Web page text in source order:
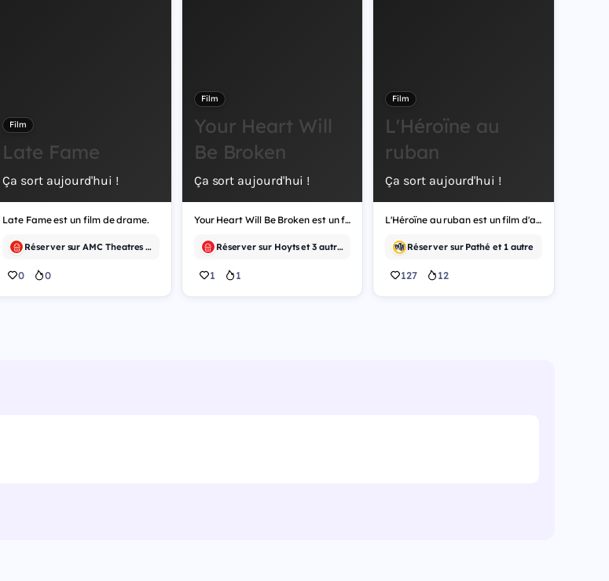
Film
Late Fame
Ça sort aujourd'hui !
Late Fame est un film de drame.
Réserver sur AMC Theatres et 20 autres
0 0
Film
Your Heart Will
Be Broken
Ça sort aujourd'hui !
Your Heart Will Be Broken est un film de romance.
Réserver sur Hoyts et 3 autres
1 1
Film
L'Héroïne au
ruban
Ça sort aujourd'hui !
L'Héroïne au ruban est un film d'animation.
Réserver sur Pathé et 1 autre
127 12